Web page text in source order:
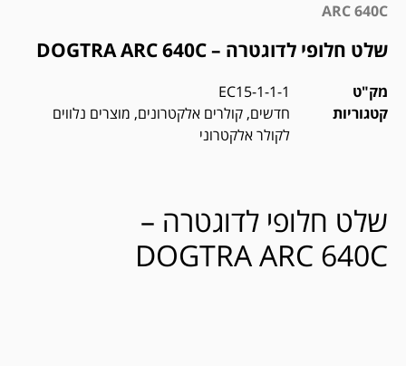
ARC 640C
שלט חלופי לדוגטרה – DOGTRA ARC 640C
מק"ט
EC15-1-1-1
קטגוריות
חדשים, קולרים אלקטרונים, מוצרים נלווים
לקולר אלקטרוני
שלט חלופי לדוגטרה –
DOGTRA ARC 640C